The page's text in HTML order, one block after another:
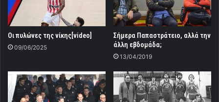
Oι πυλώνες της νίκης[video]
09/06/2025
Σήμερα Παπαστράτειο, αλλά την
άλλη εβδομάδα;
13/04/2019